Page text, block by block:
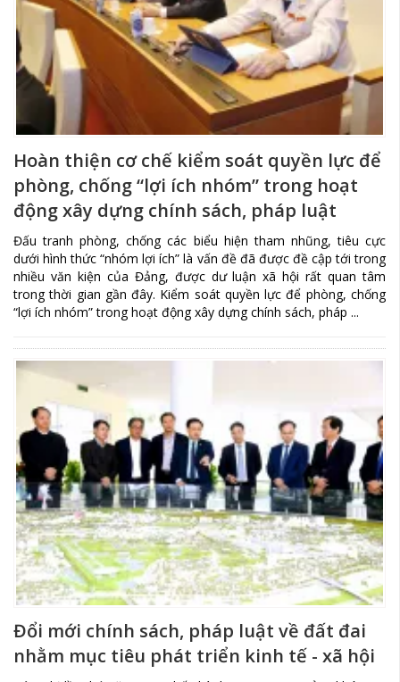
Hoàn thiện cơ chế kiểm soát quyền lực để
phòng, chống “lợi ích nhóm” trong hoạt
động xây dựng chính sách, pháp luật
Đấu tranh phòng, chống các biểu hiện tham nhũng, tiêu cực
dưới hình thức “nhóm lợi ích” là vấn đề đã được đề cập tới trong
nhiều văn kiện của Đảng, được dư luận xã hội rất quan tâm
trong thời gian gần đây. Kiểm soát quyền lực để phòng, chống
“lợi ích nhóm” trong hoạt động xây dựng chính sách, pháp ...
Đổi mới chính sách, pháp luật về đất đai
nhằm mục tiêu phát triển kinh tế - xã hội